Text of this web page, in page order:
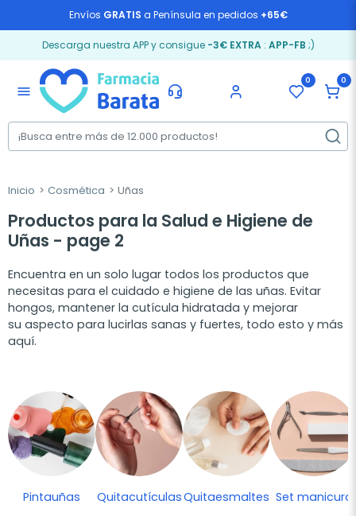
Envíos GRATIS a Península en pedidos +65€
Descarga nuestra APP y consigue -3€ EXTRA: APP-FB ;)
menu
0 0
Inicio Cosmética Uñas
Productos para la Salud e Higiene de
Uñas - page 2
Encuentra en un solo lugar todos los productos que
necesitas para el cuidado e higiene de las uñas. Evitar
hongos, mantener la cutícula hidratada y mejorar
su aspecto para lucirlas sanas y fuertes, todo esto y más
aquí.
Pintauñas QuitacutículasQuitaesmaltes Set manicura